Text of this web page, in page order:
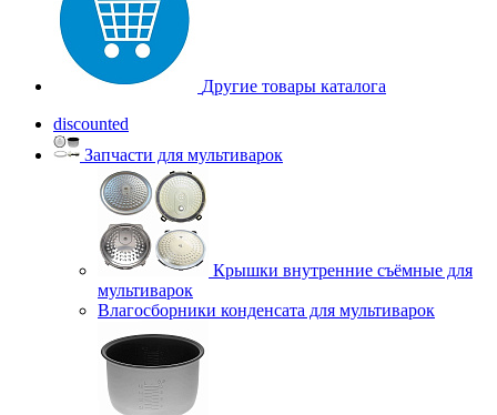
Другие товары каталога
discounted
Запчасти для мультиварок
Крышки внутренние съёмные для
мультиварок
Влагосборники конденсата для мультиварок